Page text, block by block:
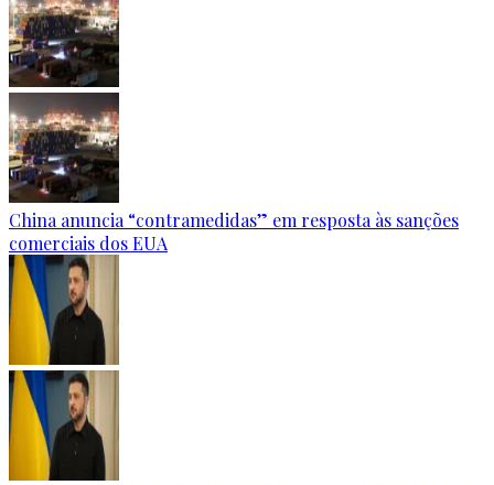
China anuncia “contramedidas” em resposta às sanções
comerciais dos EUA